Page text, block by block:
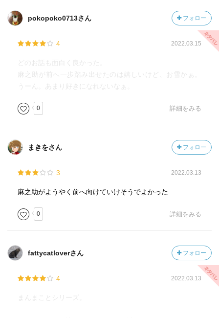
pokopoko0713さん フォロー
4 2022.03.15
どのお話も面白く良かった。
麻之助が前へ一歩踏み出せたのは嬉しいけど、お雪かぁ。
うーん。あまり好きになれないなぁ。
0 詳細をみる
まきをさん フォロー
3 2022.03.13
麻之助がようやく前へ向けていけそうでよかった
0 詳細をみる
fattycatloverさん フォロー
4 2022.03.13
まんまことシリーズ。